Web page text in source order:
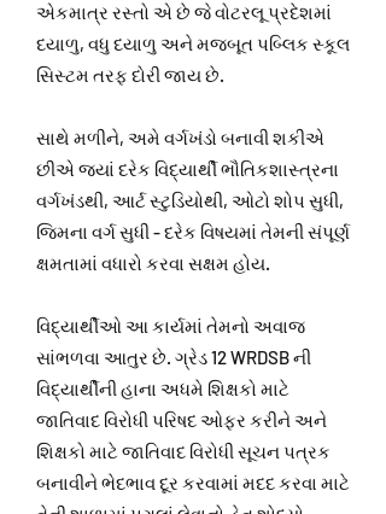
એકમાત્ર રસ્તો એ છે જે વોટરલૂ પ્રદેશમાં
દયાળુ, વધુ દયાળુ અને મજબૂત પબ્લિક સ્કૂલ
સિસ્ટમ તરફ દોરી જાય છે.
સાથે મળીને, અમે વર્ગખંડો બનાવી શકીએ
છીએ જ્યાં દરેક વિદ્યાર્થી ભૌતિકશાસ્ત્રના
વર્ગખંડથી, આર્ટ સ્ટુડિયોથી, ઓટો શોપ સુધી,
જિમના વર્ગ સુધી - દરેક વિષયમાં તેમની સંપૂર્ણ
ક્ષમતામાં વધારો કરવા સક્ષમ હોય.
વિદ્યાર્થીઓ આ કાર્યમાં તેમનો અવાજ
સાંભળવા આતુર છે. ગ્રેડ 12 WRDSB ની
વિદ્યાર્થીની હાના અધમે શિક્ષકો માટે
જાતિવાદ વિરોધી પરિષદ ઓફર કરીને અને
શિક્ષકો માટે જાતિવાદ વિરોધી સૂચન પત્રક
બનાવીને ભેદભાવ દૂર કરવામાં મદદ કરવા માટે